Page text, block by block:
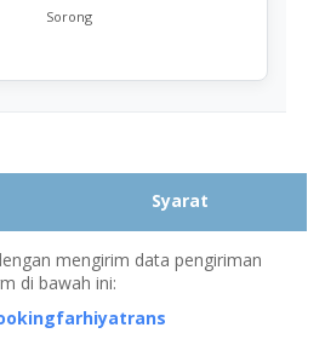
Sorong
Syarat
mengirim data pengiriman
di bawah ini: